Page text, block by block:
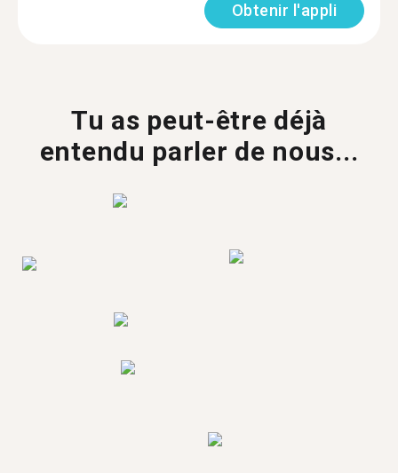
Obtenir l'appli
Tu as peut-être déjà
entendu parler de nous...